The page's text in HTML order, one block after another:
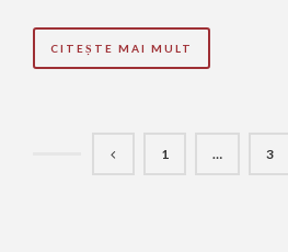
CITEȘTE MAI MULT
1 … 3